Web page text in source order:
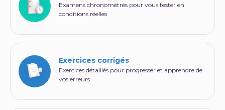
Examens chronométrés pour vous tester en
conditions réelles
Exercices corrigés
Exercices détaillés pour progresser et apprendre de
vos erreurs